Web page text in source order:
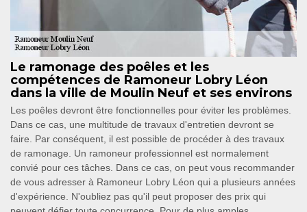
Le ramonage des poêles et les
compétences de Ramoneur Lobry Léon
dans la ville de Moulin Neuf et ses environs
Les poêles devront être fonctionnelles pour éviter les problèmes.
Dans ce cas, une multitude de travaux d'entretien devront se
faire. Par conséquent, il est possible de procéder à des travaux
de ramonage. Un ramoneur professionnel est normalement
convié pour ces tâches. Dans ce cas, on peut vous recommander
de vous adresser à Ramoneur Lobry Léon qui a plusieurs années
d'expérience. N'oubliez pas qu'il peut proposer des prix qui